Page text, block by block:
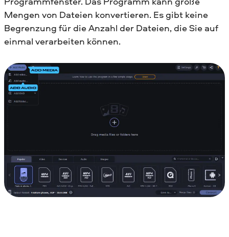
Mengen von Dateien konvertieren. Es gibt keine
Begrenzung für die Anzahl der Dateien, die Sie auf
einmal verarbeiten können.